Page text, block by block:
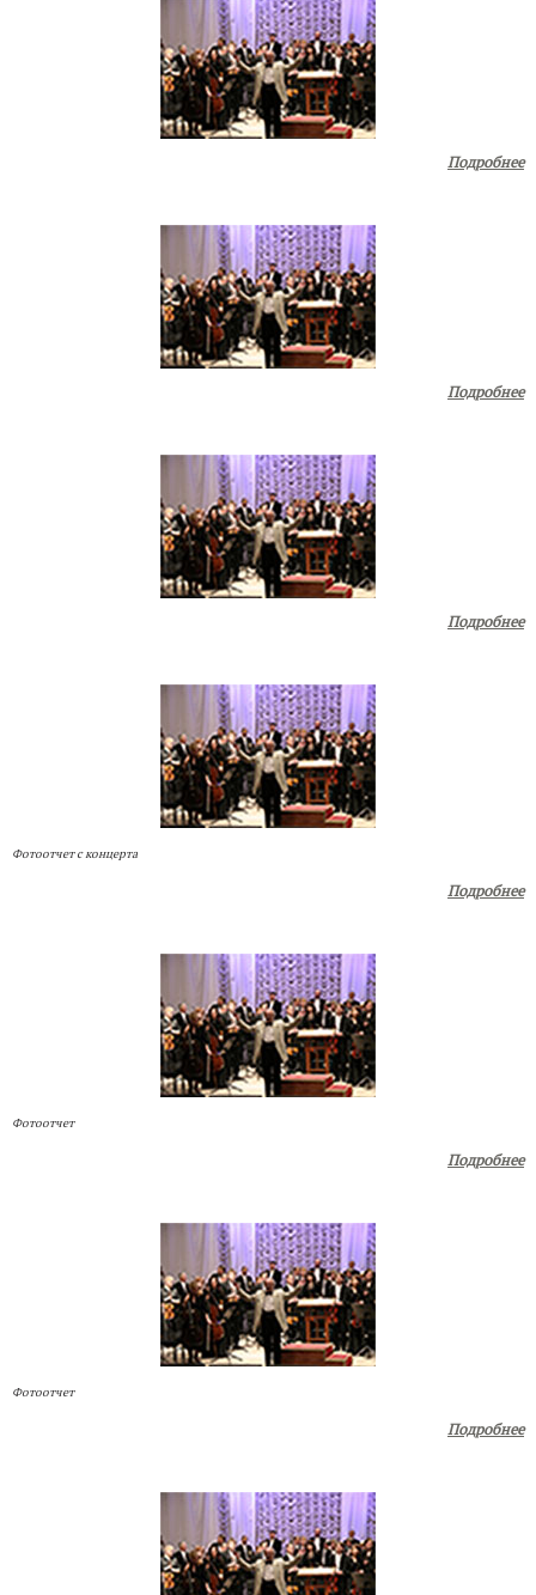
Подробнее
Подробнее
Подробнее
Фотоотчет с концерта
Подробнее
Фотоотчет
Подробнее
Фотоотчет
Подробнее